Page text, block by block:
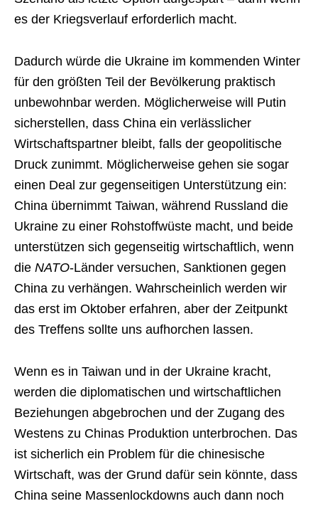
es der Kriegsverlauf erforderlich macht.
Dadurch würde die Ukraine im kommenden Winter
für den größten Teil der Bevölkerung praktisch
unbewohnbar werden. Möglicherweise will Putin
sicherstellen, dass China ein verlässlicher
Wirtschaftspartner bleibt, falls der geopolitische
Druck zunimmt. Möglicherweise gehen sie sogar
einen Deal zur gegenseitigen Unterstützung ein:
China übernimmt Taiwan, während Russland die
Ukraine zu einer Rohstoffwüste macht, und beide
unterstützen sich gegenseitig wirtschaftlich, wenn
die NATO-Länder versuchen, Sanktionen gegen
China zu verhängen. Wahrscheinlich werden wir
das erst im Oktober erfahren, aber der Zeitpunkt
des Treffens sollte uns aufhorchen lassen.
Wenn es in Taiwan und in der Ukraine kracht,
werden die diplomatischen und wirtschaftlichen
Beziehungen abgebrochen und der Zugang des
Westens zu Chinas Produktion unterbrochen. Das
ist sicherlich ein Problem für die chinesische
Wirtschaft, was der Grund dafür sein könnte, dass
China seine Massenlockdowns auch dann noch